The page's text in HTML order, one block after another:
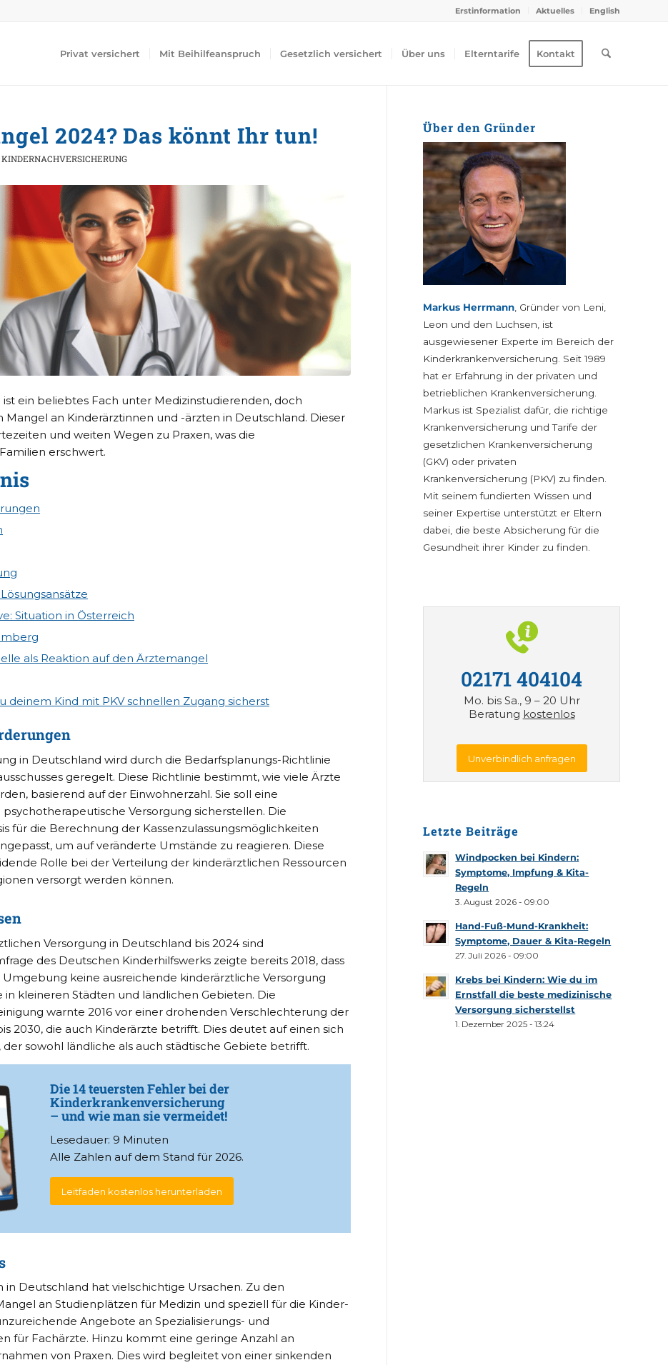
Erstinformation Aktuelles English
Privat versichert Mit Beihilfeanspruch Gesetzlich versichert Über uns Elterntarife Kontakt
2024? Das könnt Ihr tun!
KINDERNACHVERSICHERUNG
ein beliebtes Fach unter Medizinstudierenden, doch
Mangel an Kinderärztinnen und -ärzten in Deutschland. Dieser
und weiten Wegen zu Praxen, was die
erschwert.
Situation in Österreich
als Reaktion auf den Ärztemangel
deinem Kind mit PKV schnellen Zugang sicherst
in Deutschland wird durch die Bedarfsplanungs-Richtlinie
geregelt. Diese Richtlinie bestimmt, wie viele Ärzte
basierend auf der Einwohnerzahl. Sie soll eine
Versorgung sicherstellen. Die
für die Berechnung der Kassenzulassungsmöglichkeiten
um auf veränderte Umstände zu reagieren. Diese
Rolle bei der Verteilung der kinderärztlichen Ressourcen
versorgt werden können.
Versorgung in Deutschland bis 2024 sind
des Deutschen Kinderhilfswerks zeigte bereits 2018, dass
keine ausreichende kinderärztliche Versorgung
kleineren Städten und ländlichen Gebieten. Die
warnte 2016 vor einer drohenden Verschlechterung der
2030, die auch Kinderärzte betrifft. Dies deutet auf einen sich
sowohl ländliche als auch städtische Gebiete betrifft.
Die 14 teuersten Fehler bei der
Kinderkrankenversicherung
– und wie man sie vermeidet!
Lesedauer: 9 Minuten
Alle Zahlen auf dem Stand für 2026.
Leitfaden kostenlos herunterladen
in Deutschland hat vielschichtige Ursachen. Zu den
an Studienplätzen für Medizin und speziell für die Kinder-
Angebote an Spezialisierungs- und
für Fachärzte. Hinzu kommt eine geringe Anzahl an
von Praxen. Dies wird begleitet von einer sinkenden
Über den Gründer
Markus Herrmann , Gründer von Leni,
Leon und den Luchsen, ist
ausgewiesener Experte im Bereich der
Kinderkrankenversicherung. Seit 1989
hat er Erfahrung in der privaten und
betrieblichen Krankenversicherung.
Markus ist Spezialist dafür, die richtige
Krankenversicherung und Tarife der
gesetzlichen Krankenversicherung
(GKV) oder privaten
Krankenversicherung (PKV) zu finden.
Mit seinem fundierten Wissen und
seiner Expertise unterstützt er Eltern
dabei, die beste Absicherung für die
Gesundheit ihrer Kinder zu finden.
02171 404104
Mo. bis Sa., 9 – 20 Uhr
Beratung kostenlos
Unverbindlich anfragen
Letzte Beiträge
Windpocken bei Kindern:
Symptome, Impfung & Kita-
Regeln
3. August 2026 - 09:00
Hand-Fuß-Mund-Krankheit:
Symptome, Dauer & Kita-Regeln
27. Juli 2026 - 09:00
Krebs bei Kindern: Wie du im
Ernstfall die beste medizinische
Versorgung sicherstellst
1. Dezember 2025 - 13:24